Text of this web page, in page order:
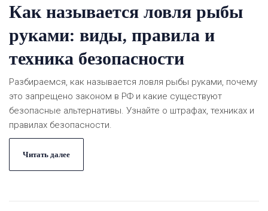
Как называется ловля рыбы
руками: виды, правила и
техника безопасности
Разбираемся, как называется ловля рыбы руками, почему
это запрещено законом в РФ и какие существуют
безопасные альтернативы. Узнайте о штрафах, техниках и
правилах безопасности.
Читать далее